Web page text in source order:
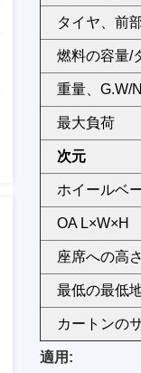
タイヤ、前
燃料の容量/
重量、G.W/
最大負荷
次元
ホイールベ
OA L×W×H
座席への高さ
最低の最低
カートンの
適用: